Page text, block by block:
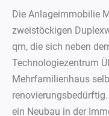
Die Anlageimmobilie
zweistöckigen
qm, die sich neben
Technologiezentrum
Mehrfamilienhaus
ein Neubau in der